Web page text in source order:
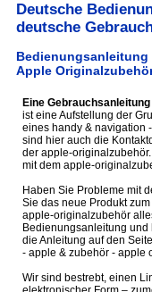
Deutsche
deutsche
Bedienungsanleitung
Apple
Eine
ist eine Aufstellung der
eines handy & navigation
sind hier auch die
der apple-
mit dem apple-
Haben Sie Probleme mit
Sie das neue Produkt
apple-originalzubehör
Bedienungsanleitung
die Anleitung auf den
- apple & zubehör - apple
Wir sind bestrebt, einen